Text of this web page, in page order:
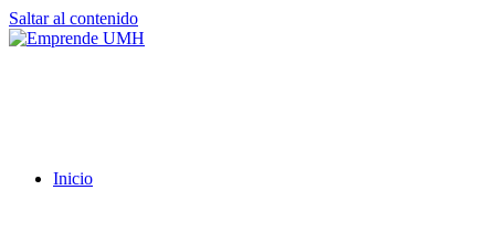
Saltar al contenido
Inicio